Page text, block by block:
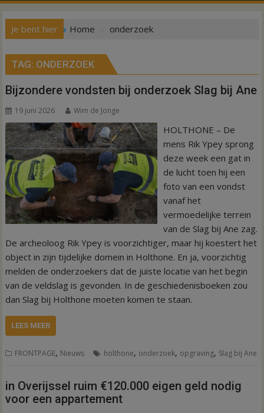
Je bent hier Home onderzoek
TAG: ONDERZOEK
Bijzondere vondsten bij onderzoek Slag bij Ane
19 juni 2026 Wim de Jonge
HOLTHONE – De
mens Rik Ypey sprong
deze week een gat in
de lucht toen hij een
foto van een vondst
vanaf het
vermoedelijke terrein
van de Slag bij Ane zag.
De archeoloog Rik Ypey is voorzichtiger, maar hij koestert het
object in zijn tijdelijke domein in Holthone. En ja, voorzichtig
melden de onderzoekers dat de juiste locatie van het begin
van de veldslag is gevonden. In de geschiedenisboeken zou
dan Slag bij Holthone moeten komen te staan.
LEES MEER
FRONTPAGE, Nieuws holthone, onderzoek, opgraving, Slag bij Ane
in Overijssel ruim €120.000 eigen geld nodig
voor een appartement